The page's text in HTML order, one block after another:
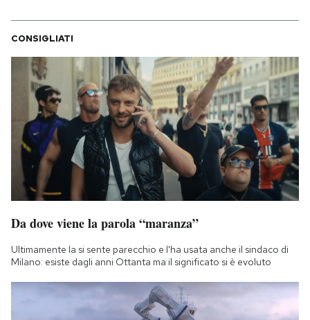
CONSIGLIATI
Da dove viene la parola “maranza”
Ultimamente la si sente parecchio e l'ha usata anche il sindaco di
Milano: esiste dagli anni Ottanta ma il significato si è evoluto